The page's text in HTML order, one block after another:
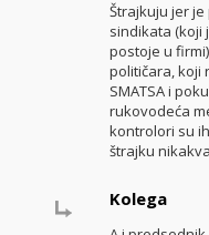
Štrajkuju jer
sindikata (koji
postoje u
političara, koji
SMATSA i
rukovodeća
kontrolori su
štrajku
Kolega